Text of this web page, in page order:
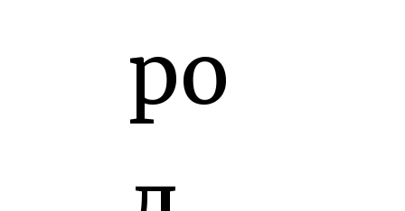
ро